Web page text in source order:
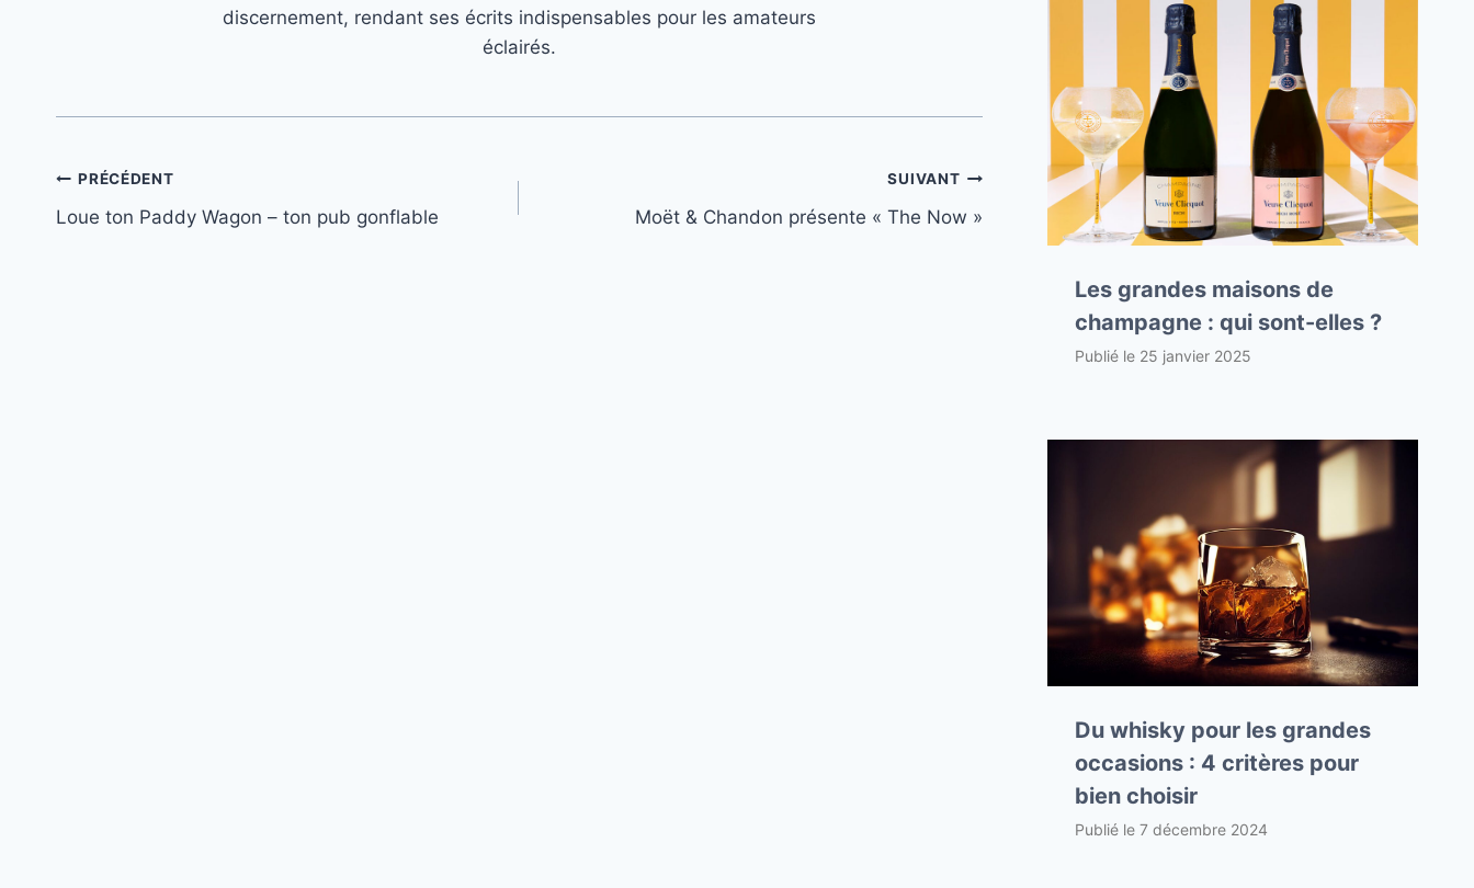
discernement, rendant ses écrits indispensables pour les amateurs
éclairés.
Navigation
de
PRÉCÉDENT
Loue ton Paddy Wagon – ton pub gonflable
SUIVANT
Moët & Chandon présente « The Now »
Les grandes maisons de
champagne : qui sont-elles ?
Publié le 25 janvier 2025
Du whisky pour les grandes
occasions : 4 critères pour
bien choisir
Publié le7 décembre 2024